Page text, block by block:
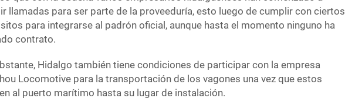
llamadas para ser parte de la proveeduría, esto luego de cumplir con ciertos
para integrarse al padrón oficial, aunque hasta el momento ninguno ha
contrato.
Hidalgo también tiene condiciones de participar con la empresa
Locomotive para la transportación de los vagones una vez que estos
al puerto marítimo hasta su lugar de instalación.